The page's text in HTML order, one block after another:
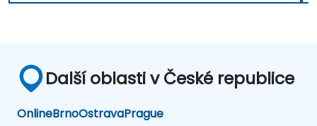
Další oblasti v České republice
OnlineBrnoOstravaPrague